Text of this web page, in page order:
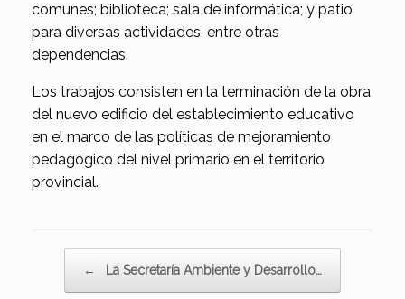
comunes; biblioteca; sala de informática; y patio
para diversas actividades, entre otras
dependencias.
Los trabajos consisten en la terminación de la obra
del nuevo edificio del establecimiento educativo
en el marco de las políticas de mejoramiento
pedagógico del nivel primario en el territorio
provincial.
← La Secretaría Ambiente y Desarrollo…